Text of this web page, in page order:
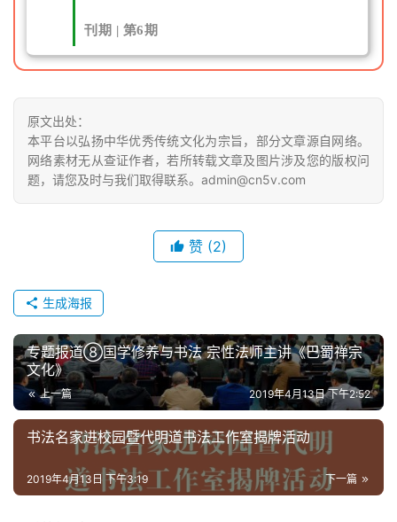
刊期 | 第6期
原文出处：
本平台以弘扬中华优秀传统文化为宗旨，部分文章源自网络。
网络素材无从查证作者，若所转载文章及图片涉及您的版权问
题，请您及时与我们取得联系。admin@cn5v.com
赞 (2)
生成海报
专题报道⑧国学修养与书法 宗性法师主讲《巴蜀禅宗
文化》
上一篇 2019年4月13日 下午2:52
书法名家进校园暨代明道书法工作室揭牌活动
下一篇
2019年4月13日 下午3:19